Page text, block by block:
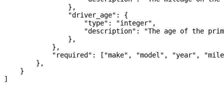
                },
                "driver_age"
: {
                    "type"
: "integer" ,
                    "description"
:
"The age of the
                },
            },
            "required"
: [ "make" , "model" , "year" ,
        },
    }
]